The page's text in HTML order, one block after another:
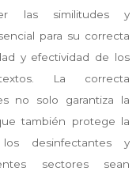
las similitudes y
para su correcta
y efectividad de los
La correcta
no solo garantiza la
también protege la
desinfectantes y
sectores sean